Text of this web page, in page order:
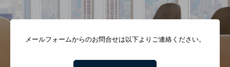
メールフォームからのお問合せは以下よりご連絡ください。